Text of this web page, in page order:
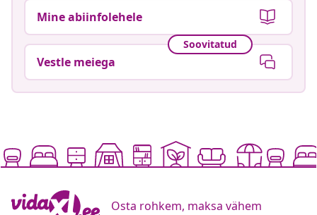
Mine abiinfolehele
Soovitatud
Vestle meiega
Osta rohkem, maksa vähem